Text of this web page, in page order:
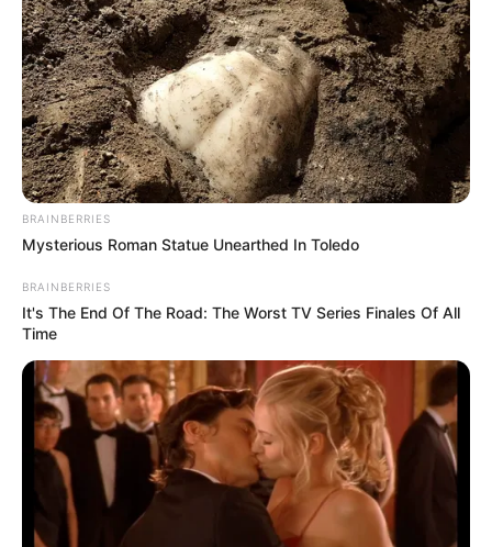
BRAINBERRIES
Mysterious Roman Statue Unearthed In Toledo
BRAINBERRIES
It's The End Of The Road: The Worst TV Series Finales Of All
Time